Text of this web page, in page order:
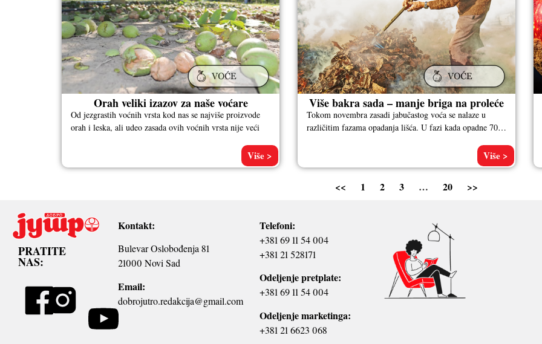
Orah veliki izazov za naše voćare
Od jezgrastih voćnih vrsta kod nas se najviše proizvode
orah i leska, ali udeo zasada ovih voćnih vrsta nije veći
Više >
Više bakra sada – manje briga na proleće
Tokom novembra zasadi jabučastog voća se nalaze u
različitim fazama opadanja lišća. U fazi kada opadne 70%
Više >
<< 1 2 3 … 20 >>
PRATITE
NAS:
Kontakt:
Bulevar Oslobođenja 81
21000 Novi Sad
Email:
dobrojutro.redakcija@gmail.com
Telefoni:
+381 69 11 54 004
+381 21 528171
Odeljenje pretplate:
+381 69 11 54 004
Odeljenje marketinga:
+381 21 6623 068